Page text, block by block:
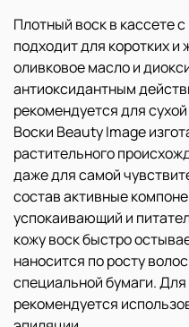
Плотный воск в кассете
подходит для коротких
оливковое масло и
антиоксидантным
рекомендуется для
Воски Beauty Image
растительного
даже для самой
состав активные
успокаивающий и
кожу воск быстро
наносится по росту
специальной бумаги.
рекомендуется